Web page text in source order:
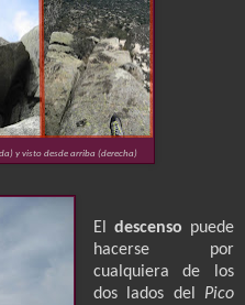
y visto desde arriba (derecha)
El descenso puede
hacerse por
cualquiera de los
dos lados del Pico